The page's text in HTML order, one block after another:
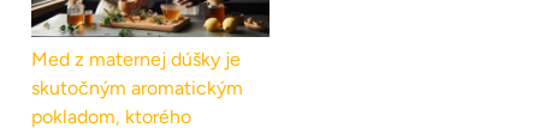
Med z maternej dúšky je
skutočným aromatickým
pokladom, ktorého